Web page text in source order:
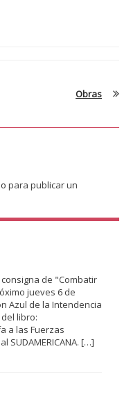
Obras
para publicar un
consigna de "Combatir
jueves 6 de
Azul de la Intendencia
libro:
a las Fuerzas
SUDAMERICANA. […]